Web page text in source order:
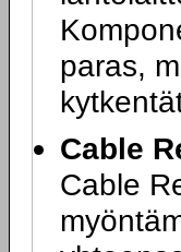
paras,
Cable
Cable